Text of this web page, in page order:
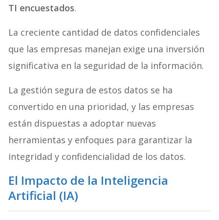
TI encuestados.
La creciente cantidad de datos confidenciales
que las empresas manejan exige una inversión
significativa en la seguridad de la información.
La gestión segura de estos datos se ha
convertido en una prioridad, y las empresas
están dispuestas a adoptar nuevas
herramientas y enfoques para garantizar la
integridad y confidencialidad de los datos.
El Impacto de la Inteligencia
Artificial (IA)